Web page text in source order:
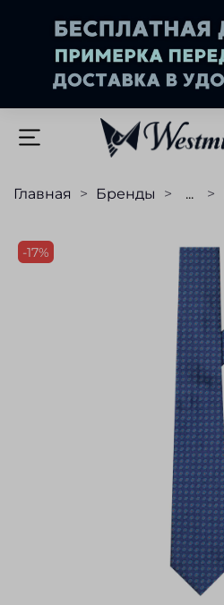
Главная Бренды ...
-17%